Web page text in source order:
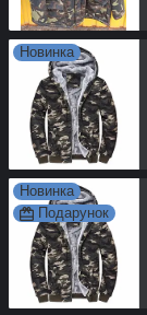
Новинка
Новинка
Подарунок